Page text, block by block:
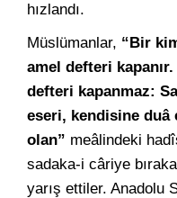
hızlandı.
Müslümanlar, “Bir
amel defteri
defteri kapanmaz:
eseri, kendisine duâ
olan” meâlindeki
sadaka-i câriye
yarış ettiler. Anadolu